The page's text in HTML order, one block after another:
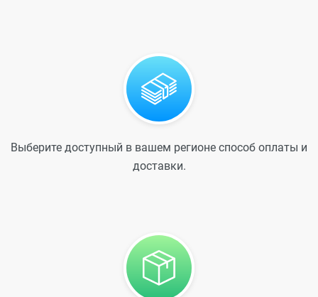
Выберите доступный в вашем регионе способ оплаты и
доставки.